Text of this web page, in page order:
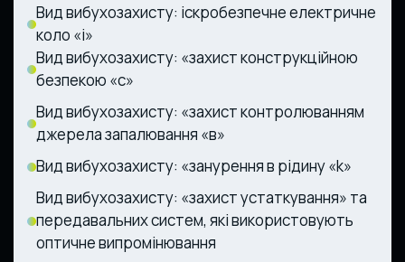
Вид вибухозахисту: іскробезпечне електричне
коло «i»
Вид вибухозахисту: «захист конструкційною
безпекою «с»
Вид вибухозахисту: «захист контролюванням
джерела запалювання «в»
Вид вибухозахисту: «занурення в рідину «k»
Вид вибухозахисту: «захист устаткування» та
передавальних систем, які використовують
оптичне випромінювання